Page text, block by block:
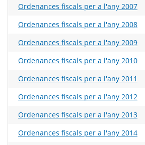
Ordenances fiscals per a l'any 2007
Ordenances fiscals per a l'any 2008
Ordenances fiscals per a l'any 2009
Ordenances fiscals per a l'any 2010
Ordenances fiscals per a l'any 2011
Ordenances fiscals per a l'any 2012
Ordenances fiscals per a l'any 2013
Ordenances fiscals per a l'any 2014